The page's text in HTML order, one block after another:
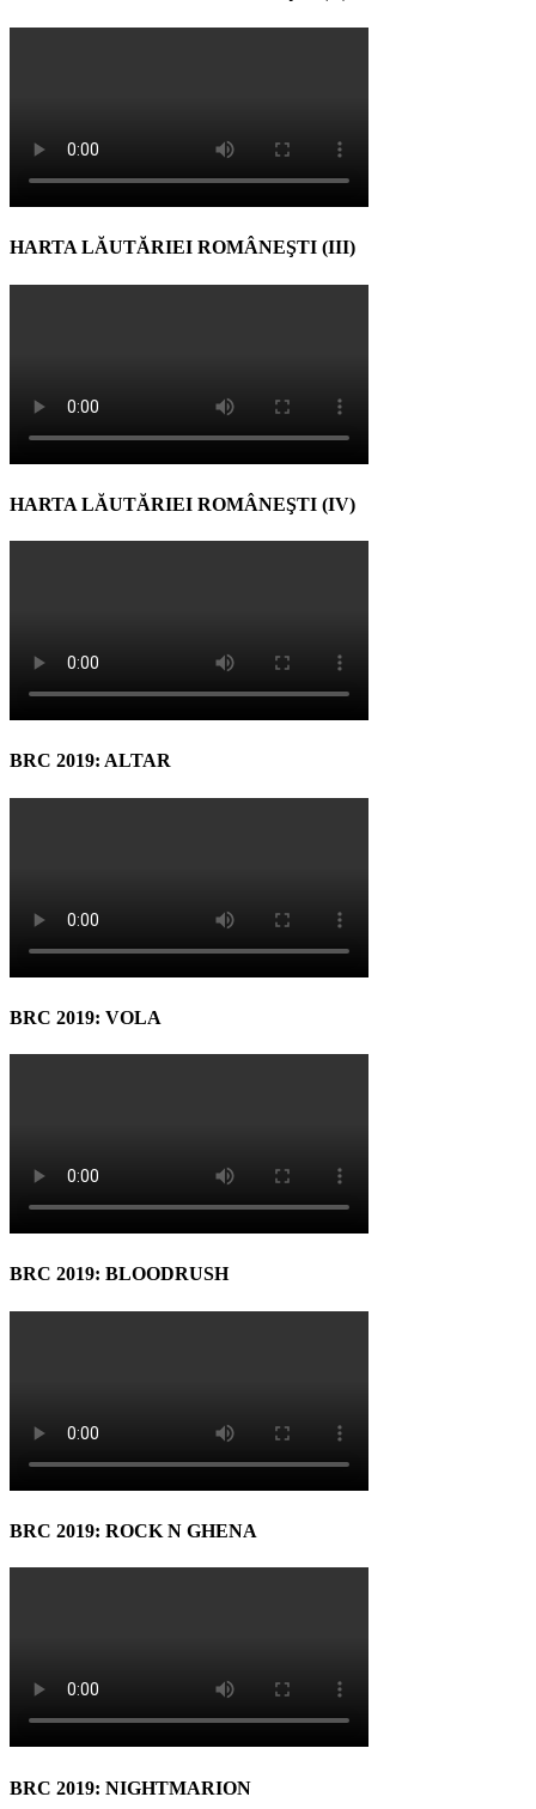
HARTA LĂUTĂRIEI ROMÂNEŞTI (III)
HARTA LĂUTĂRIEI ROMÂNEŞTI (IV)
BRC 2019: ALTAR
BRC 2019: VOLA
BRC 2019: BLOODRUSH
BRC 2019: ROCK N GHENA
BRC 2019: NIGHTMARION